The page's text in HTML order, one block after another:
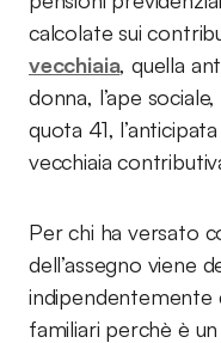
calcolate sui
vecchiaia, quella
donna, l’ape
quota 41,
vecchiaia
Per chi ha versato
dell’assegno viene
indipendentemente
familiari perchè è